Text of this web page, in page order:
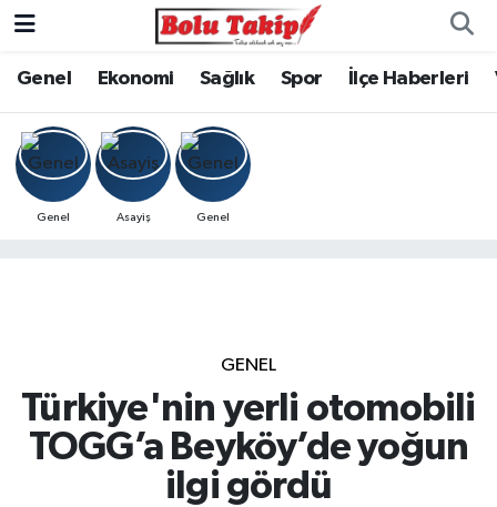
Genel Ekonomi Sağlık Spor İlçe Haberleri
Genel Asayiş Genel
GENEL
Türkiye'nin yerli otomobili
TOGG’a Beyköy’de yoğun
ilgi gördü